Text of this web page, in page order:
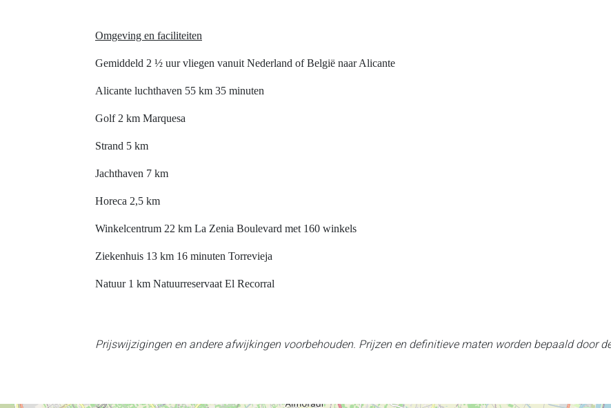
Omgeving en faciliteiten
Gemiddeld 2 ½ uur vliegen vanuit Nederland of België naar Alicante
Alicante luchthaven 55 km 35 minuten
Golf 2 km Marquesa
Strand 5 km
Jachthaven 7 km
Horeca 2,5 km
Winkelcentrum 22 km La Zenia Boulevard met 160 winkels
Ziekenhuis 13 km 16 minuten Torrevieja
Natuur 1 km Natuurreservaat El Recorral
Prijswijzigingen en andere afwijkingen voorbehouden. Prijzen en definitieve maten worden bepaald door